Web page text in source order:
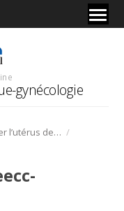
gynécologie
[Média] Sauver l’utérus des patientes. (Dr. A.-A. Labrecque & S. Benoît-Dubé) /